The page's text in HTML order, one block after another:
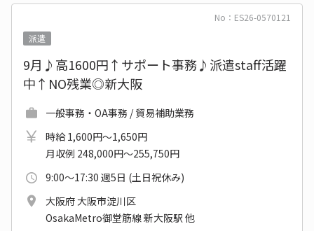
No：ES26-0570121
派遣
9月♪高1600円↑サポート事務♪派遣staff活躍
中↑NO残業◎新大阪
一般事務・OA事務 / 貿易補助業務
時給 1,600円～1,650円
月収例 248,000円～255,750円
9:00～17:30 週5日 (土日祝休み)
大阪府 大阪市淀川区
OsakaMetro御堂筋線 新大阪駅 他